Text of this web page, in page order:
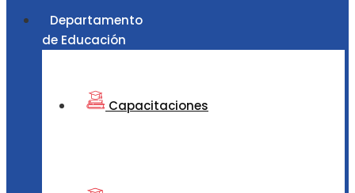
Departamento
de Educación
Capacitaciones